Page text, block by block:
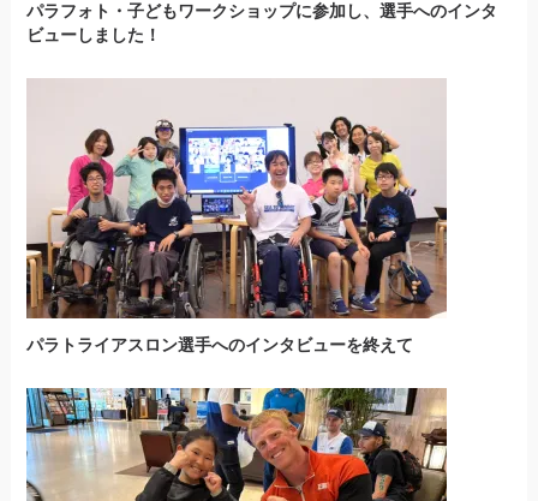
パラフォト・子どもワークショップに参加し、選手へのインタ
ビューしました！
パラトライアスロン選手へのインタビューを終えて